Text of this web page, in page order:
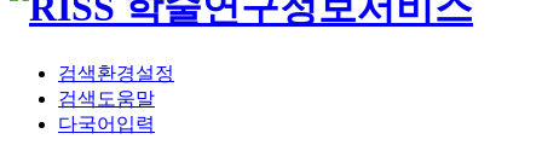
검색환경설정
검색도움말
다국어입력